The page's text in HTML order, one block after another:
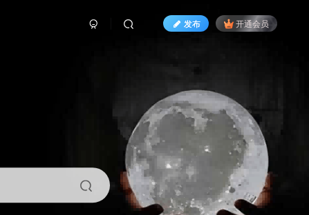
发布 开通会员